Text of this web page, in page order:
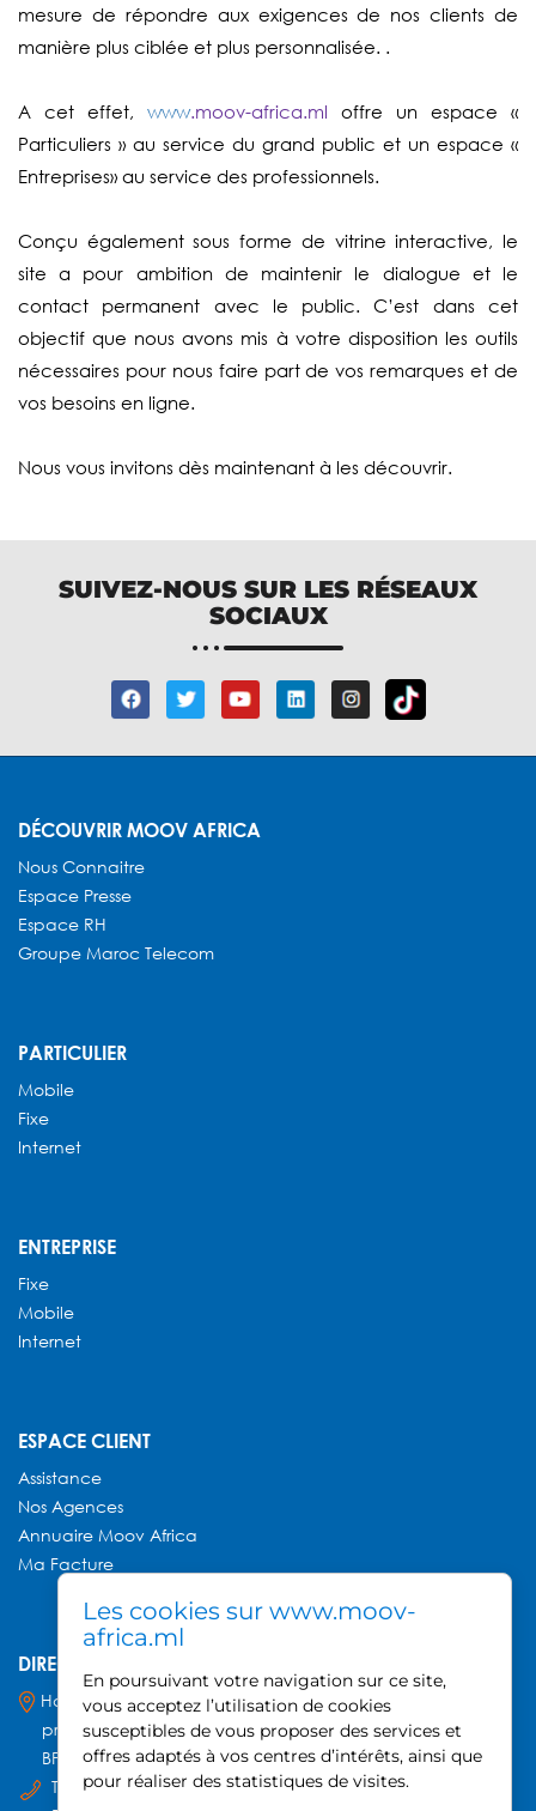
mesure de répondre aux exigences de nos clients de
manière plus ciblée et plus personnalisée. .
A cet effet, www.moov-​africa.ml offre un espace «
Particuliers » au service du grand public et un espace «
Entreprises» au service des professionnels.
Conçu également sous forme de vitrine interactive, le
site a pour ambition de maintenir le dialogue et le
contact permanent avec le public. C’est dans cet
objectif que nous avons mis à votre disposition les outils
nécessaires pour nous faire part de vos remarques et de
vos besoins en ligne.
Nous vous invitons dès maintenant à les découvrir.
SUIVEZ-NOUS SUR LES RÉSEAUX
SOCIAUX
DÉCOUVRIR MOOV AFRICA
Nous Connaitre
Espace Presse
Espace RH
Groupe Maroc Telecom
PARTICULIER
Mobile
Fixe
Internet
ENTREPRISE
Fixe
Mobile
Internet
ESPACE CLIENT
Assistance
Nos Agences
Annuaire Moov Africa
Ma Facture
DIRECTION GÉNÉRALE MOOV AFRICA
Hamdallaye ACI 2000,
près du Palais des Sports
BP 740, Bamako - Mali
Tel : +223 20 21 52 80
Les cookies sur www.moov-
africa.ml
En poursuivant votre navigation sur ce site,
vous acceptez l’utilisation de cookies
susceptibles de vous proposer des services et
offres adaptés à vos centres d’intérêts, ainsi que
pour réaliser des statistiques de visites.